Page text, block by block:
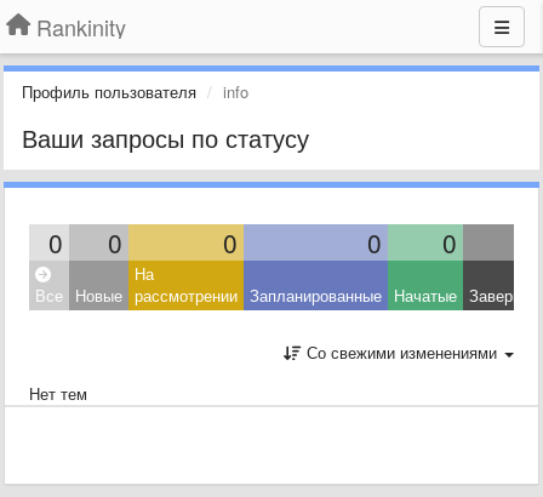
Rankinity
Профиль пользователя info
Ваши запросы по статусу
0 0 0 0 0
Все Новые
На
рассмотрении Запланированные Начатые
Со свежими изменениями
Нет тем